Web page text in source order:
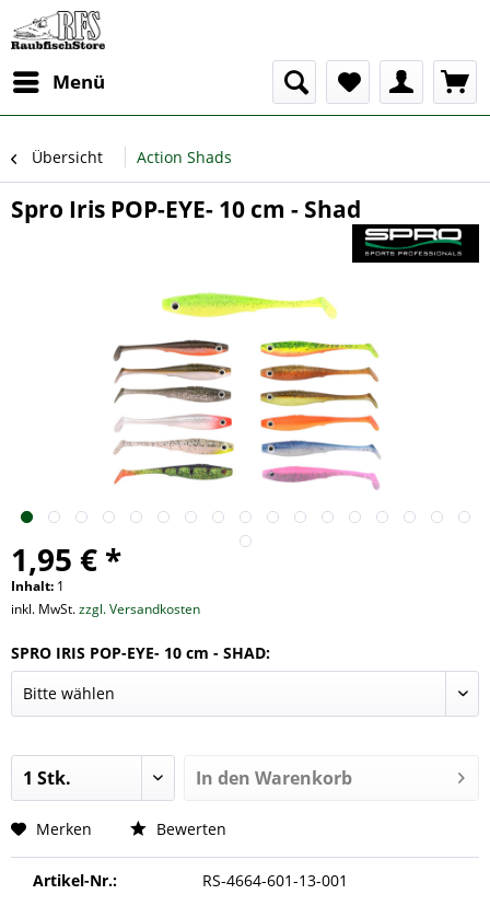
Menü
Übersicht Action Shads
Spro Iris POP-EYE- 10 cm - Shad
1,95 € *
Inhalt: 1
inkl. MwSt.zzgl. Versandkosten
SPRO IRIS POP-EYE- 10 cm - SHAD:
In den Warenkorb
Merken Bewerten
Artikel-Nr.: RS-4664-601-13-001